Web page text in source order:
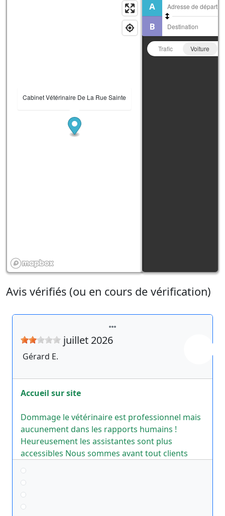
Cabinet Vétérinaire De La Rue Sainte
Trafic Voiture
Avis vérifiés (ou en cours de vérification)
juillet 2026
Gérard E.
Accueil sur site
Dommage le vétérinaire est professionnel mais
aucunement dans les rapports humains !
Heureusement les assistantes sont plus
accessibles Nous sommes avant tout clients